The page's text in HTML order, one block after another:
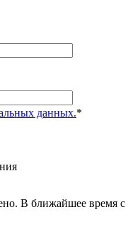
данных.*
В ближайшее время с